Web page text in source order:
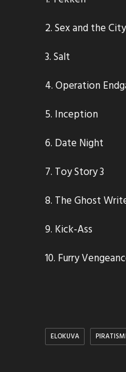
2. Sex and the
3. Salt
4. Operation
5. Inception
6. Date Night
7. Toy Story 3
8. The Ghost
9. Kick-Ass
10. Furry
ELOKUVA PIRATISMI